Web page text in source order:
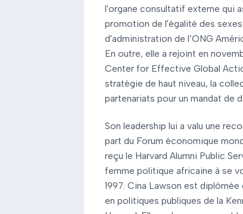
l'organe consultatif externe qui
promotion de l'égalité des
d'administration de l’ONG
En outre, elle a rejoint en
Center for Effective Global
stratégie de haut niveau, la
partenariats pour un mandat de
Son leadership lui a valu une
part du Forum économique
reçu le Harvard Alumni Public
femme politique africaine à se
1997. Cina Lawson est
en politiques publiques de la